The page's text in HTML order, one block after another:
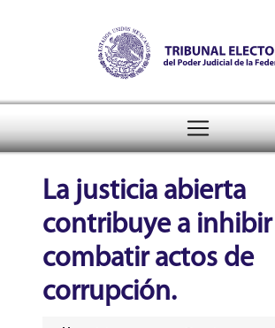
Tribunal
header
La justicia abierta
contribuye a
combatir actos de
corrupción.